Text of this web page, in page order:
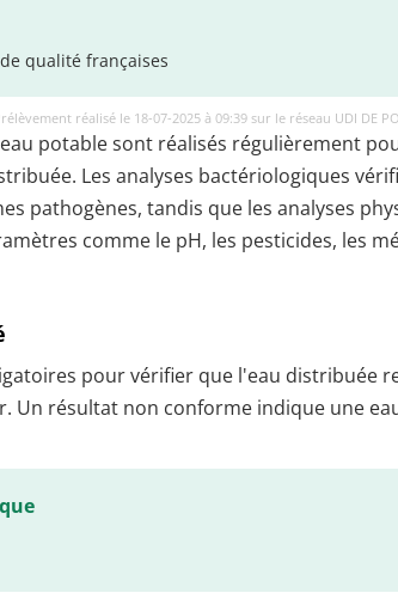
qualité françaises
réalisé le 18-07-2025 à 09:39 sur le réseau UDI DE
potable sont réalisés régulièrement
Les analyses bactériologiques
pathogènes, tandis que les analyses
comme le pH, les pesticides, les
pour vérifier que l'eau distribuée
Un résultat non conforme indique une